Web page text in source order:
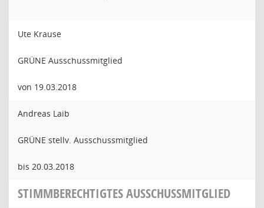
Ute Krause
GRÜNE Ausschussmitglied
von 19.03.2018
Andreas Laib
GRÜNE stellv. Ausschussmitglied
bis 20.03.2018
STIMMBERECHTIGTES AUSSCHUSSMITGLIED